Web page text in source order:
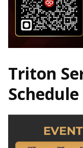
Triton
Schedule